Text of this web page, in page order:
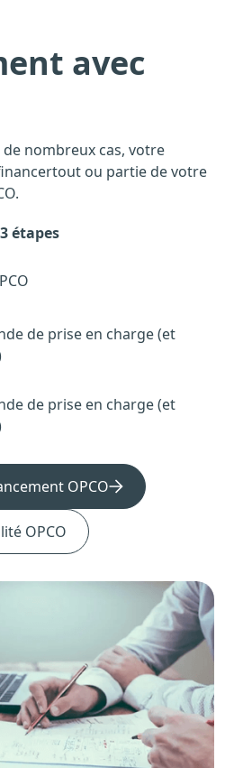
avec
nombreux cas, votre
ou partie de votre
étapes
de prise en charge (et
de prise en charge (et
OPCO
OPCO